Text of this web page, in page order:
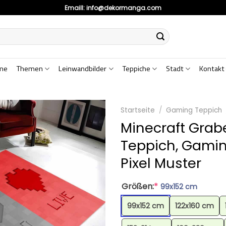
Emaill:info@dekormanga.com
Themen Leinwandbilder Teppiche Stadt Kontakt
Startseite / Gaming Teppich
Minecraft
Teppich,
Pixel Muster
Größen:* 99x152 cm
99x152 cm
122x160 cm